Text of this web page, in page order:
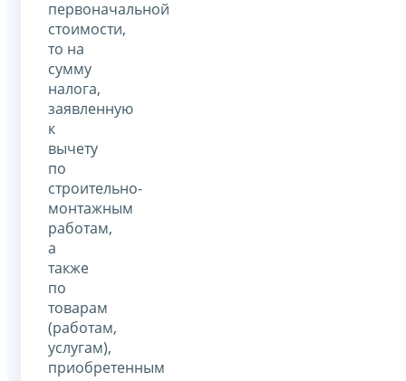
первоначальной
стоимости,
то на
сумму
налога,
заявленную
к
вычету
по
строительно-
монтажным
работам,
а
также
по
товарам
(работам,
услугам),
приобретенным